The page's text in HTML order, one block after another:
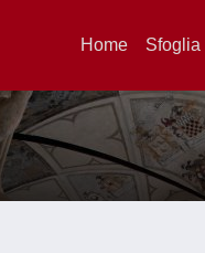
Home Sfoglia